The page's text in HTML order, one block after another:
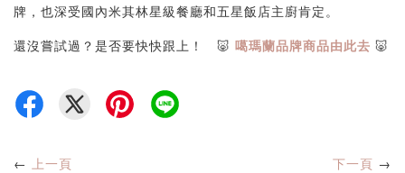
牌，也深受國內米其林星級餐廳和五星飯店主廚肯定。
還沒嘗試過？是否要快快跟上！ 🐷 噶瑪蘭品牌商品由此去 🐷
← 上一頁 下一頁 →